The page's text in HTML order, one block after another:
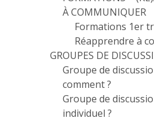
À COMMUNIQUER
Formations 1er
Réapprendre à
GROUPES DE
Groupe de
comment ?
Groupe de
individuel ?